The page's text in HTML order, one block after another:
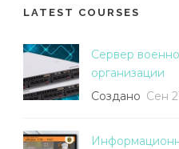
LATEST COURSES
Сервер
организации
Создано Сен